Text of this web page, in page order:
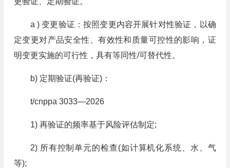
a ) 变更验证：按照变更内容开展针对性验证，以确
定变更对产品安全性、有效性和质量可控性的影响，证
明变更实施的可行性，具有等同性/可替代性。
b) 定期验证(再验证)：
t/cnppa 3033—2026
1) 再验证的频率基于风险评估制定;
2) 所有控制单元的检查(如计算机化系统、水、气
等);